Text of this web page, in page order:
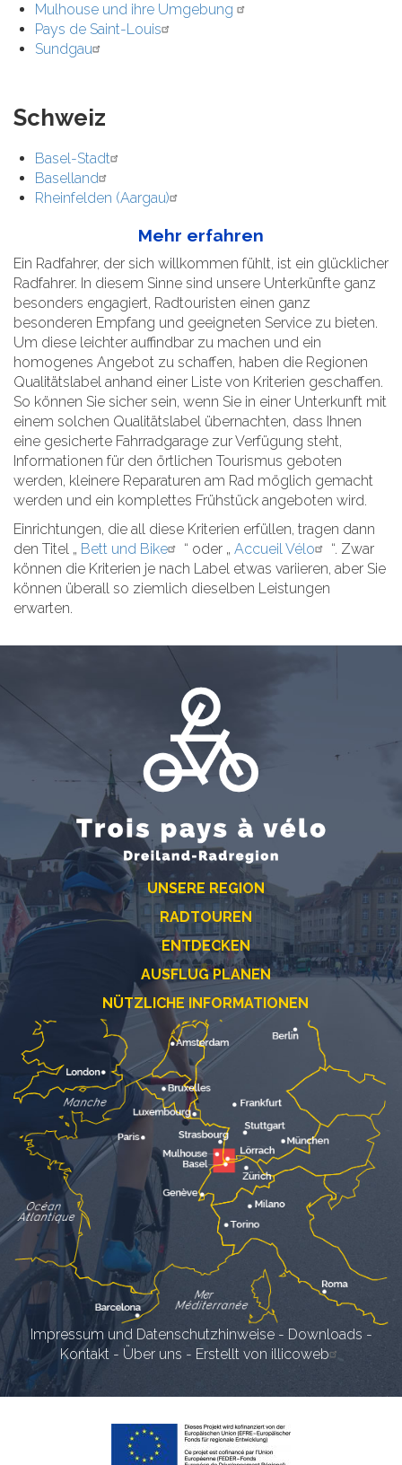
Mulhouse und ihre Umgebung
Pays de Saint-Louis
Sundgau
Schweiz
Basel-Stadt
Baselland
Rheinfelden (Aargau)
Mehr erfahren
Ein Radfahrer, der sich willkommen fühlt, ist ein glücklicher
Radfahrer. In diesem Sinne sind unsere Unterkünfte ganz
besonders engagiert, Radtouristen einen ganz
besonderen Empfang und geeigneten Service zu bieten.
Um diese leichter auffindbar zu machen und ein
homogenes Angebot zu schaffen, haben die Regionen
Qualitätslabel anhand einer Liste von Kriterien geschaffen.
So können Sie sicher sein, wenn Sie in einer Unterkunft mit
einem solchen Qualitätslabel übernachten, dass Ihnen
eine gesicherte Fahrradgarage zur Verfügung steht,
Informationen für den örtlichen Tourismus geboten
werden, kleinere Reparaturen am Rad möglich gemacht
werden und ein komplettes Frühstück angeboten wird.
Einrichtungen, die all diese Kriterien erfüllen, tragen dann
den Titel „ Bett und Bike “ oder „ Accueil Vélo
“. Zwar
können die Kriterien je nach Label etwas variieren, aber Sie
können überall so ziemlich dieselben Leistungen
erwarten.
UNSERE REGION
RADTOUREN
ENTDECKEN
AUSFLUG PLANEN
NÜTZLICHE INFORMATIONEN
Impressum und Datenschutzhinweise- Downloads -
Kontakt - Über uns - Erstellt von illicoweb